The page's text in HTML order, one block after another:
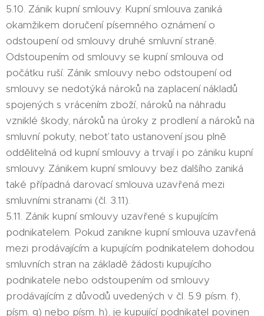
5.10. Zánik kupní smlouvy. Kupní smlouva zaniká
okamžikem doručení písemného oznámení o
odstoupení od smlouvy druhé smluvní straně.
Odstoupením od smlouvy se kupní smlouva od
počátku ruší. Zánik smlouvy nebo odstoupení od
smlouvy se nedotýká nároků na zaplacení nákladů
spojených s vrácením zboží, nároků na náhradu
vzniklé škody, nároků na úroky z prodlení a nároků na
smluvní pokuty, neboť tato ustanovení jsou plně
oddělitelná od kupní smlouvy a trvají i po zániku kupní
smlouvy. Zánikem kupní smlouvy bez dalšího zaniká
také případná darovací smlouva uzavřená mezi
smluvními stranami (čl. 3.11).
5.11. Zánik kupní smlouvy uzavřené s kupujícím
podnikatelem. Pokud zanikne kupní smlouva uzavřená
mezi prodávajícím a kupujícím podnikatelem dohodou
smluvních stran na základě žádosti kupujícího
podnikatele nebo odstoupením od smlouvy
prodávajícím z důvodů uvedených v čl. 5.9 písm. f),
písm. g) nebo písm. h), je kupující podnikatel povinen